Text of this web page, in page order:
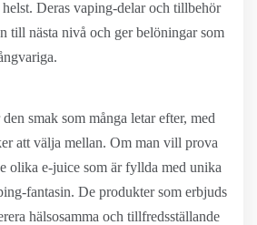
Deras vaping-delar och tillbehör
till nästa nivå och ger belöningar som
smak som många letar efter, med
att välja mellan. Om man vill prova
olika e-juice som är fyllda med unika
fantasin. De produkter som erbjuds
hälsosamma och tillfredsställande